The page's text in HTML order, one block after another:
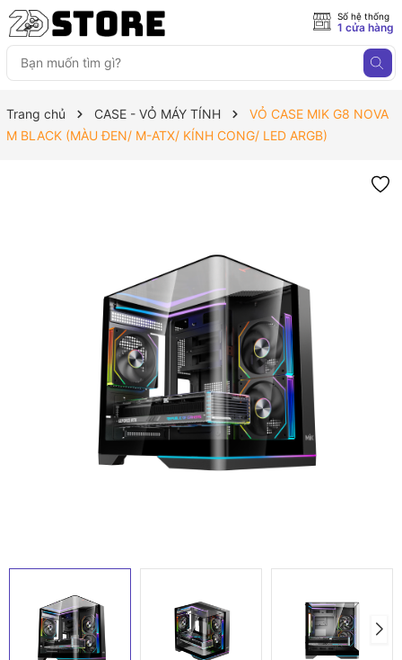
Số hệ thống
1 cửa hàng
Trang chủ CASE - VỎ MÁY TÍNH
VỎ CASE MIK G8 NOVA
M BLACK (MÀU ĐEN/ M-ATX/ KÍNH CONG/ LED ARGB)